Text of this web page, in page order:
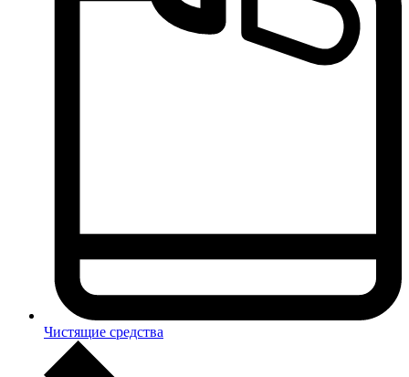
Чистящие средства